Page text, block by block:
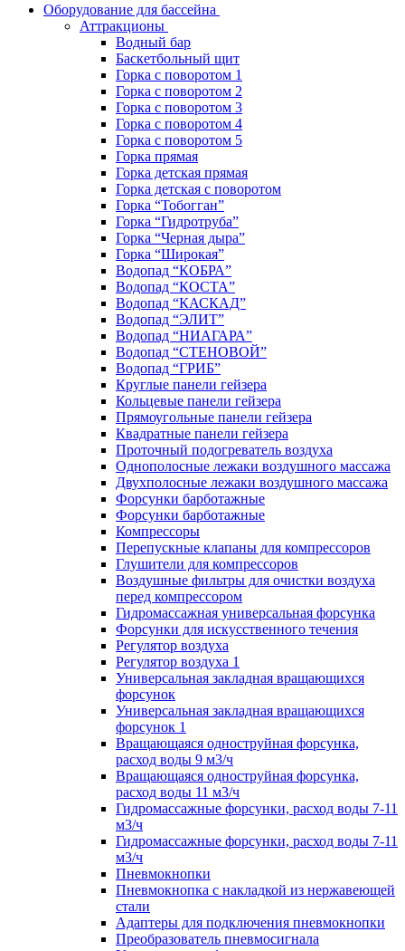
Оборудование для бассейна
Аттракционы
Водный бар
Баскетбольный щит
Горка с поворотом 1
Горка с поворотом 2
Горка с поворотом 3
Горка с поворотом 4
Горка с поворотом 5
Горка прямая
Горка детская прямая
Горка детская с поворотом
Горка “Тобогган”
Горка “Гидротруба”
Горка “Черная дыра”
Горка “Широкая”
Водопад “КОБРА”
Водопад “КОСТА”
Водопад “КАСКАД”
Водопад “ЭЛИТ”
Водопад “НИАГАРА”
Водопад “СТЕНОВОЙ”
Водопад “ГРИБ”
Круглые панели гейзера
Кольцевые панели гейзера
Прямоугольные панели гейзера
Квадратные панели гейзера
Проточный подогреватель воздуха
Однополосные лежаки воздушного массажа
Двухполосные лежаки воздушного массажа
Форсунки барботажные
Форсунки барботажные
Компрессоры
Перепускные клапаны для компрессоров
Глушители для компрессоров
Воздушные фильтры для очистки воздуха
перед компрессором
Гидромассажная универсальная форсунка
Форсунки для искусственного течения
Регулятор воздуха
Регулятор воздуха 1
Универсальная закладная вращающихся
форсунок
Универсальная закладная вращающихся
форсунок 1
Вращающаяся одноструйная форсунка,
расход воды 9 м3/ч
Вращающаяся одноструйная форсунка,
расход воды 11 м3/ч
Гидромассажные форсунки, расход воды 7-11
м3/ч
Гидромассажные форсунки, расход воды 7-11
м3/ч
Пневмокнопки
Пневмокнопка с накладкой из нержавеющей
стали
Адаптеры для подключения пневмокнопки
Преобразователь пневмосигнала